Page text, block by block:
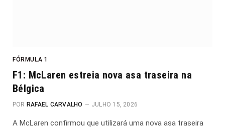
FÓRMULA 1
F1: McLaren estreia nova asa traseira na
Bélgica
POR RAFAEL CARVALHO JULHO 15, 2026
A McLaren confirmou que utilizará uma nova asa traseira